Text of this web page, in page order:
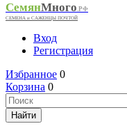
СемянМного.РФ
СЕМЕНА и САЖЕНЦЫ ПОЧТОЙ
Вход
Регистрация
Избранное 0
Корзина 0